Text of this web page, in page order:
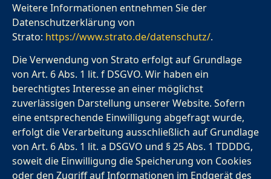
Weitere Informationen entnehmen Sie der
Datenschutzerklärung von
Strato: https://www.strato.de/datenschutz/.
Die Verwendung von Strato erfolgt auf Grundlage
von Art. 6 Abs. 1 lit. f DSGVO. Wir haben ein
berechtigtes Interesse an einer möglichst
zuverlässigen Darstellung unserer Website. Sofern
eine entsprechende Einwilligung abgefragt wurde,
erfolgt die Verarbeitung ausschließlich auf Grundlage
von Art. 6 Abs. 1 lit. a DSGVO und § 25 Abs. 1 TDDDG,
soweit die Einwilligung die Speicherung von Cookies
oder den Zugriff auf Informationen im Endgerät des